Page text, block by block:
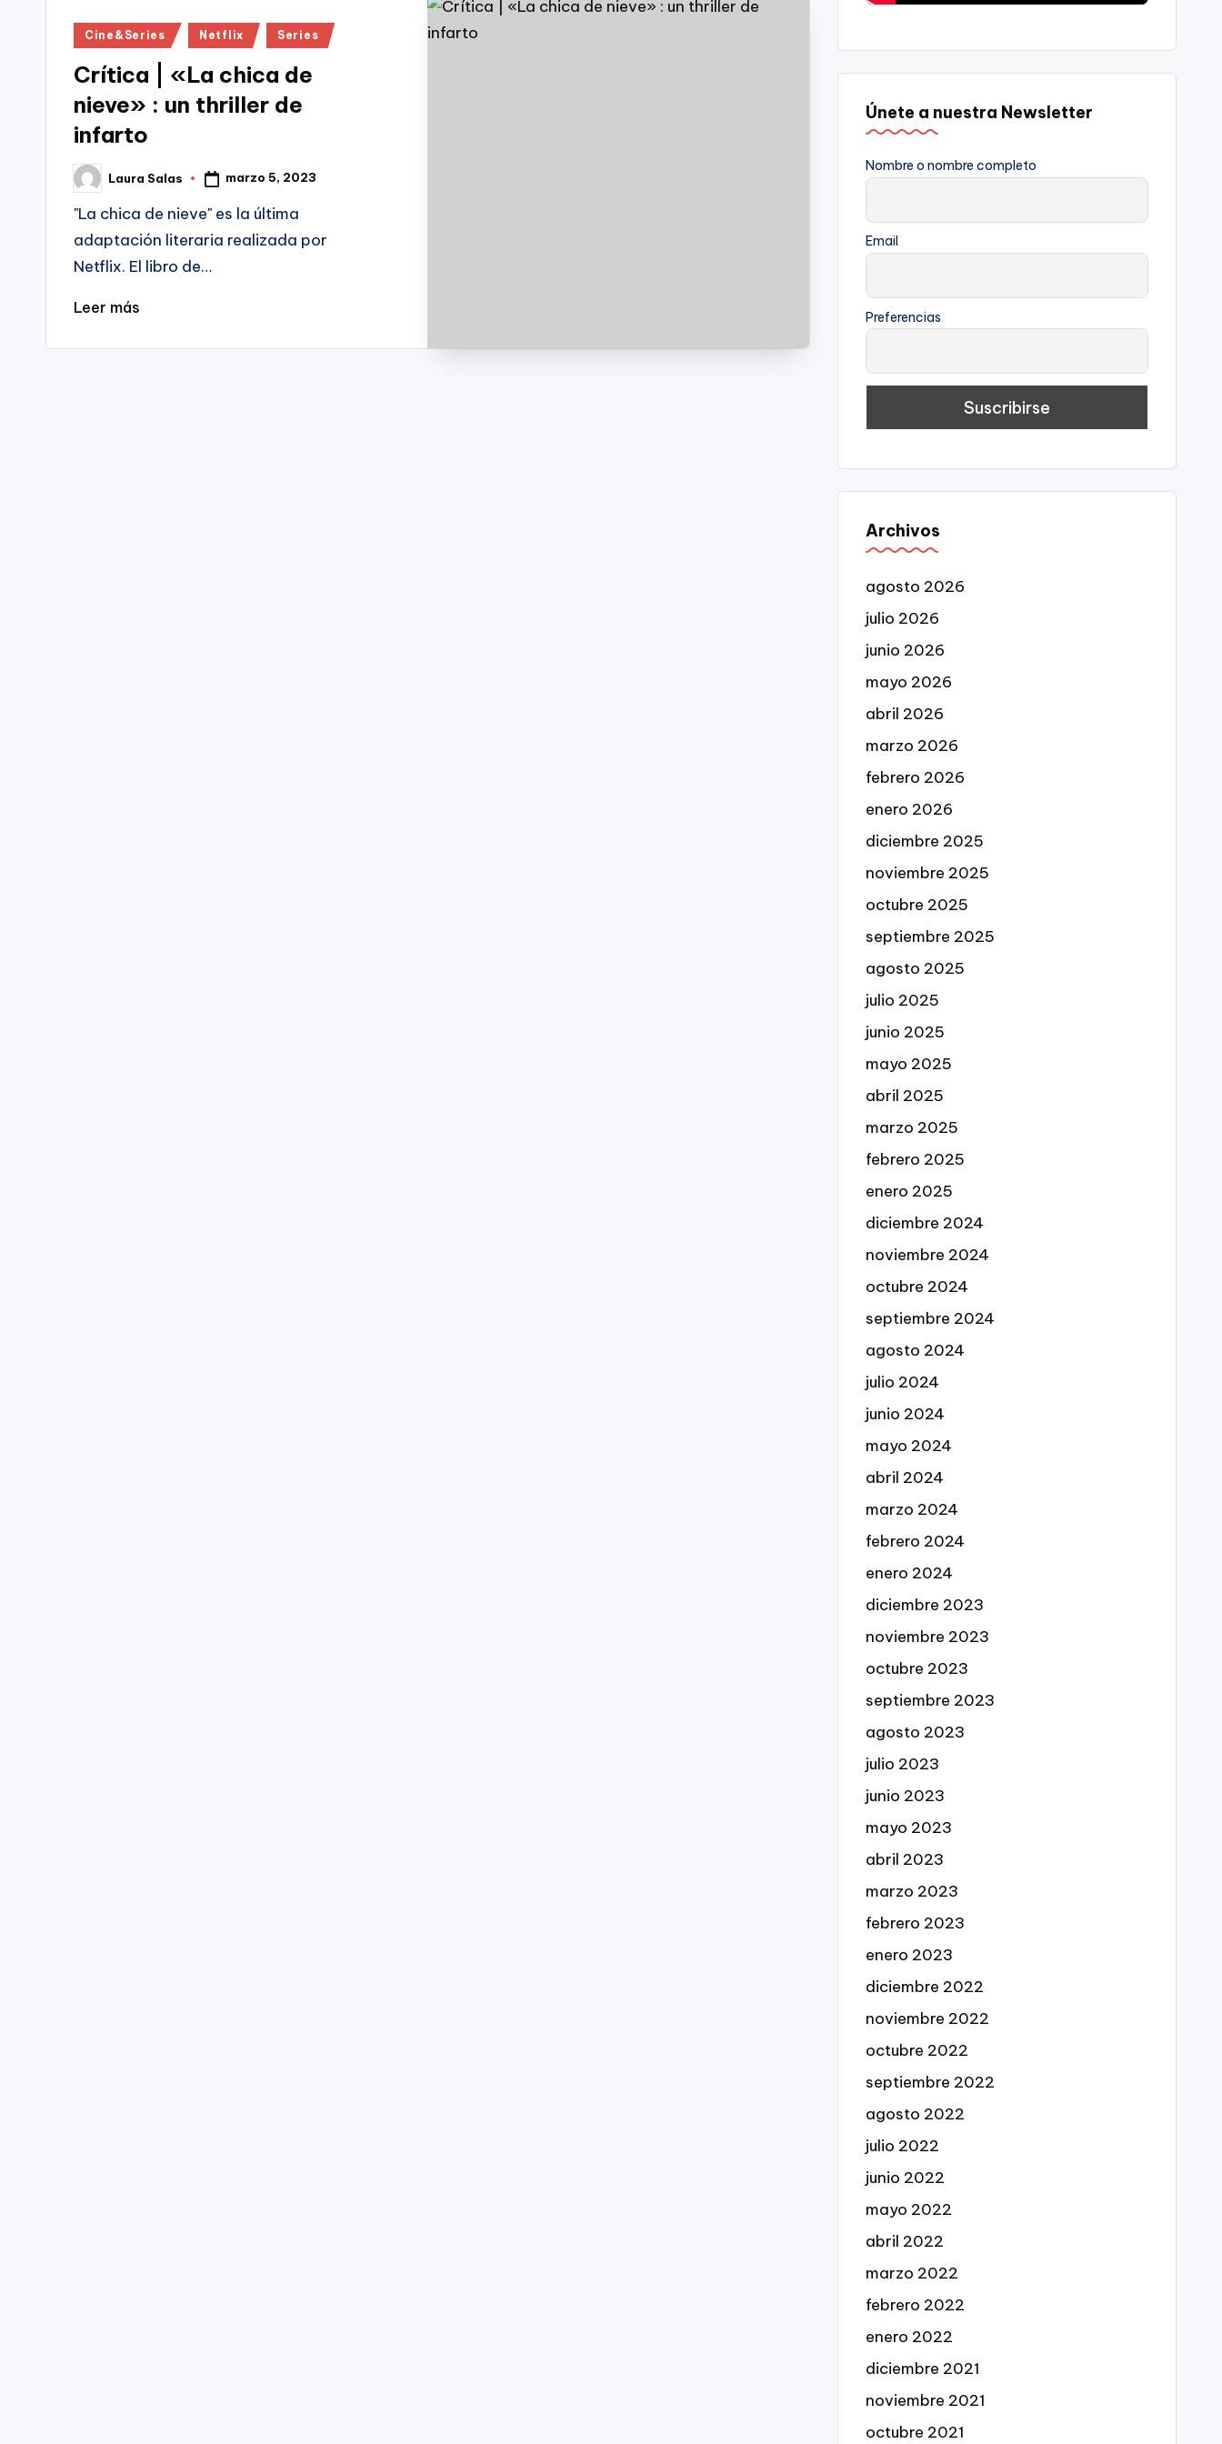
Publicado
Cine&Series Netflix Series
Crítica | «La chica de
nieve» : un thriller de
infarto
Publicado
por
Laura Salas marzo 5, 2023
"La chica de nieve" es la última
adaptación literaria realizada por
Netflix. El libro de…
Leer más
Únete a nuestra Newsletter
Nombre o nombre completo
Email
Preferencias
Archivos
agosto 2026
julio 2026
junio 2026
mayo 2026
abril 2026
marzo 2026
febrero 2026
enero 2026
diciembre 2025
noviembre 2025
octubre 2025
septiembre 2025
agosto 2025
julio 2025
junio 2025
mayo 2025
abril 2025
marzo 2025
febrero 2025
enero 2025
diciembre 2024
noviembre 2024
octubre 2024
septiembre 2024
agosto 2024
julio 2024
junio 2024
mayo 2024
abril 2024
marzo 2024
febrero 2024
enero 2024
diciembre 2023
noviembre 2023
octubre 2023
septiembre 2023
agosto 2023
julio 2023
junio 2023
mayo 2023
abril 2023
marzo 2023
febrero 2023
enero 2023
diciembre 2022
noviembre 2022
octubre 2022
septiembre 2022
agosto 2022
julio 2022
junio 2022
mayo 2022
abril 2022
marzo 2022
febrero 2022
enero 2022
diciembre 2021
noviembre 2021
octubre 2021